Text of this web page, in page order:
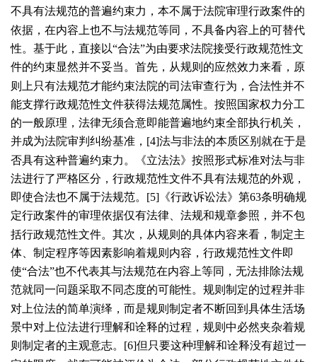
不具有法规范的普遍约束力，本不属于法院审理行政案件的
依据，在内容上也不与法规范等同，不具备内容上的可替代
性。基于此，直接以“合法”为由要求法院接受行政规范性文
件的约束显然并不妥当。首先，从规则的应然效力来看，原
则上只有法规范才能约束法院的司法审查行为，合法性并不
能支撑行政规范性文件获得法规范属性。按照国家权力分工
的一般原理，法律无须合意即能普遍地约束全部执行机关，
并成为法院审判纠纷基准，[4]法与非法的本质区别就在于是
否具有这种普遍约束力。《立法法》按照形式标准对法与非
法进行了严格区分，行政规范性文件不具有法规范的外观，
即使合法也不属于法规范。[5]《行政诉讼法》第63条明确规
定行政案件的审理依据仅有法律、法规和规章参照，并不包
括行政规范性文件。其次，从规则的具体内容来看，制定主
体、制定程序等因素影响着规则内容，行政规范性文件即
使“合法”也不代表其与法规范在内容上等同，无法排除法规
范就同一问题采取不同态度的可能性。规则制定的过程并非
对上位法的简单演绎，而是规则制定者不断回到具体生活场
景中对上位法进行理解和诠释的过程，规则中必然夹杂着规
则制定者的主观意志。[6]但只要这种理解和诠释没有超过一